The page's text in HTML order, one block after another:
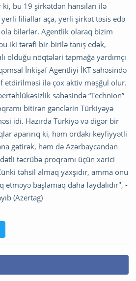
ki, bu 19 şirkətdən hansıları ilə
yerli filiallar aça, yerli şirkət təsis edə
bilərlər. Agentlik olaraq bizim
iki tərəfi bir-birilə tanış edək,
olduğu nöqtələri tapmağa yardımçı
İnkişaf Agentliyi İKT sahəsində
etdirilməsi ilə çox aktiv məşğul olur.
sahəsində “Technion”
bitirən gənclərin Türkiyəyə
idi. Hazırda Türkiyə və digər bir
aparırıq ki, həm ordakı keyfiyyətli
gətirək, həm də Azərbaycandan
təcrübə proqramı üçün xarici
təhsil almaq yaxşıdır, amma onu
başlamaq daha faydalıdır", -
(Azertag)